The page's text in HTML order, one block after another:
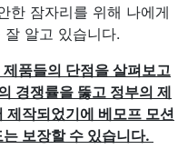
한 잠자리를 위해 나에게
알고 있습니다.
품들의 단점을 살펴보고
경쟁률을 뚫고 정부의 제
제작되었기에 베모프 모션
보장할 수 있습니다.